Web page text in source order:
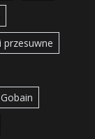
przesuwne